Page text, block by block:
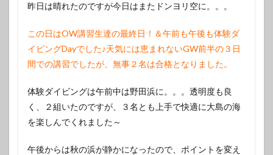
昨日は晴れたのですが今日はまたドンヨリ空に。。。
この日はOW講習生達の最終日！＆午前も午後も体験ダ
イビングDayでした♪天気には恵まれないGW前半の３日
間での講習でしたが、無事２名は合格となりました。
体験ダイビングは午前中は野田浜に。。。透明度も良
く、２組いたのですが、３名とも上手で快適に大島の海
を楽しんでくれました～
午後からは秋の浜が静かになったので、ポイントを変え